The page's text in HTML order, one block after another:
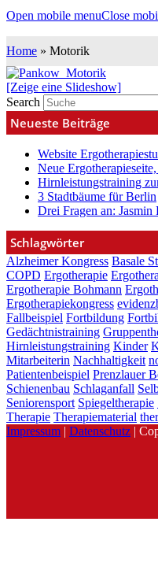
Open mobile menuClose
Home » Motorik
[Zeige eine Slideshow]
Search
Neueste Beiträge
Website
Neue
Hirnleistungstraining
3 Stadtbäume für Berlin
Drei Fragen an: Jasmin
Schlagwörter
Alzheimer Kongress Basale
COPD Ergotherapie
Ergotherapie Bohmann
Ergotherapiekongress
Fallbeispiel Fortbildung
Gedächtnistraining
Hirnleistungstraining Kinder
Mitarbeiterin Nachhaltigkeit
Patientenbeispiel Prenzlauer
Schienenbau Schlaganfall
Seniorensport Spiegeltherapie
Therapie Therapiematerial
Impressum | Datenschutz |